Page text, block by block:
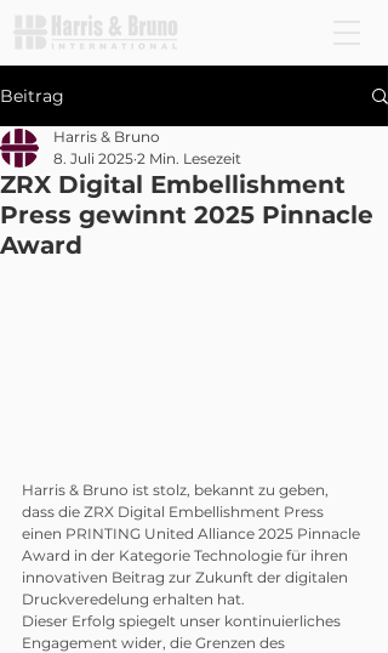
Beitrag
ZRX Digital Embellishment
Press gewinnt 2025 Pinnacle
Award
Harris & Bruno
8. Juli 2025 2 Min. Lesezeit
Harris & Bruno ist stolz, bekannt zu geben,
dass die ZRX Digital Embellishment Press
einen PRINTING United Alliance 2025 Pinnacle
Award in der Kategorie Technologie für ihren
innovativen Beitrag zur Zukunft der digitalen
Druckveredelung erhalten hat.
Dieser Erfolg spiegelt unser kontinuierliches
Engagement wider, die Grenzen des